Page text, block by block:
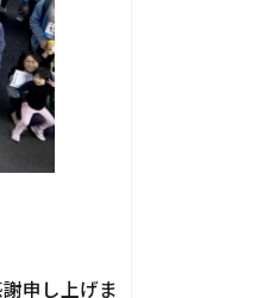
申し上げま